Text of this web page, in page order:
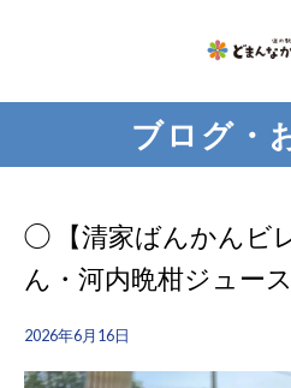
ブログ・
◯ 【清家ばんかんビ
ん・河内晩柑ジュー
2026年6月16日